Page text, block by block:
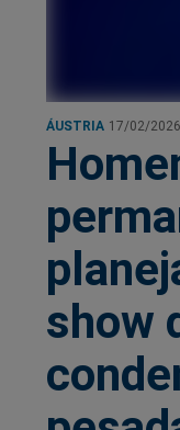
ÁUSTRIA 17/02/2026
show